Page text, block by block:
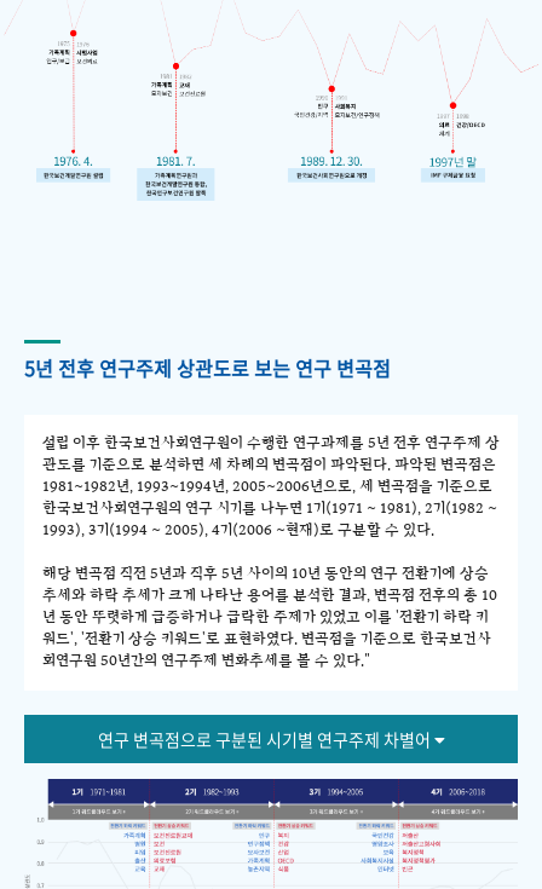
5년 전후 연구주제 상관도로 보는 연구 변곡점
설립 이후 한국보건사회연구원이 수행한 연구과제를 5년 전후 연구주제 상
관도를 기준으로 분석하면 세 차례의 변곡점이 파악된다. 파악된 변곡점은
1981~1982년, 1993~1994년, 2005~2006년으로, 세 변곡점을 기준으로
한국보건사회연구원의 연구 시기를 나누면 1기(1971 ~ 1981), 2기(1982 ~
1993), 3기(1994 ~ 2005), 4기(2006 ~현재)로 구분할 수 있다.
해당 변곡점 직전 5년과 직후 5년 사이의 10년 동안의 연구 전환기에 상승
추세와 하락 추세가 크게 나타난 용어를 분석한 결과, 변곡점 전후의 총 10
년 동안 뚜렷하게 급증하거나 급락한 주제가 있었고 이를 '전환기 하락 키
워드', '전환기 상승 키워드'로 표현하였다. 변곡점을 기준으로 한국보건사
회연구원 50년간의 연구주제 변화추세를 볼 수 있다."
연구 변곡점으로 구분된 시기별 연구주제 차별어